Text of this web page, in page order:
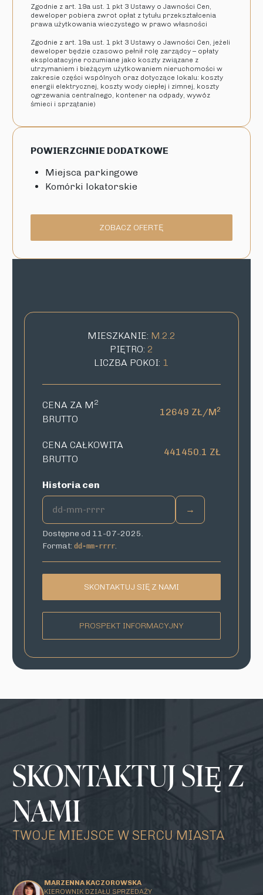
Zgodnie z art. 19a ust. 1 pkt 3 Ustawy o Jawności Cen,
deweloper pobiera zwrot opłat z tytułu przekształcenia
prawa użytkowania wieczystego w prawo własności
Zgodnie z art. 19a ust. 1 pkt 3 Ustawy o Jawności Cen, jeżeli
deweloper będzie czasowo pełnił rolę zarządcy – opłaty
eksploatacyjne rozumiane jako koszty związane z
utrzymaniem i bieżącym użytkowaniem nieruchomości w
zakresie części wspólnych oraz dotyczące lokalu: koszty
energii elektrycznej, koszty wody ciepłej i zimnej, koszty
ogrzewania centralnego, kontener na odpady, wywóz
śmieci i sprzątanie)
POWIERZCHNIE DODATKOWE
Miejsca parkingowe
Komórki lokatorskie
ZOBACZ OFERTĘ
MIESZKANIE: M.2.2
PIĘTRO: 2
LICZBA POKOI: 1
CENA ZA M 2
BRUTTO
12649 ZŁ/M2
CENA CAŁKOWITA
BRUTTO
441450.1 ZŁ
Historia cen
→
Dostępne od 11-07-2025.
Format:dd-mm-rrrr.
SKONTAKTUJ SIĘ Z NAMI
PROSPEKT INFORMACYJNY
SKONTAKTUJ SIĘ Z
NAMI
TWOJE MIEJSCE W SERCU MIASTA
MARZENNA KACZOROWSKA
KIEROWNIK DZIAŁU SPRZEDAŻY